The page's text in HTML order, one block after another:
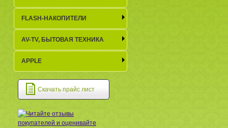
FLASH-НАКОПИТЕЛИ
AV-TV, БЫТОВАЯ ТЕХНИКА
APPLE
Скачать прайс лист